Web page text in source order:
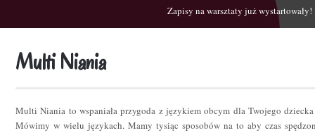
Zapisy na warsztaty już wystartowały!
Multi Niania
Multi Niania to wspaniała przygoda z językiem obcym dla Twojego
Mówimy w wielu językach. Mamy tysiąc sposobów na to aby czas